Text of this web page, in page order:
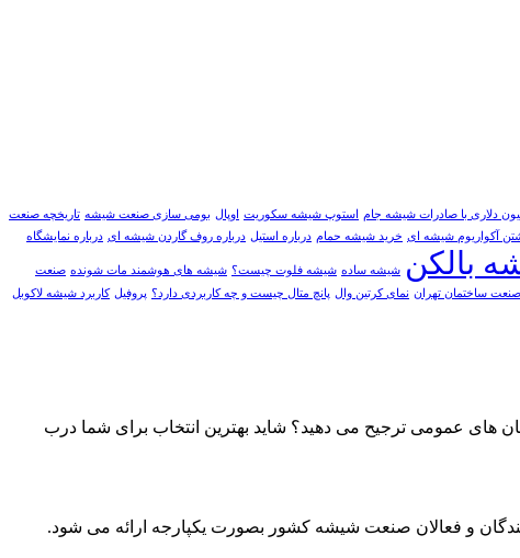
استوپ شیشه سکوریت اوپال بومی سازی صنعت شیشه تاریخچه صنعت
آکواریوم شیشه ای خرید شیشه حمام درباره استیل درباره روف گاردن شیشه ای درباره نمایشگاه
بالکن شیشه ساده شیشه فلوت چیست؟ شیشه های هوشمند مات شونده صنعت
صنعت ساختمان تهران نمای کرتین وال پانچ متال چیست و چه کاربردی دارد؟ پروفیل کاربرد شیشه لاکوبل
های عمومی ترجیح می دهید؟ شاید بهترین انتخاب برای شما درب